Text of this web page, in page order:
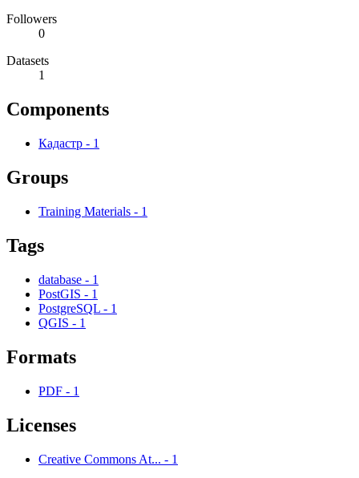
Followers
0
Datasets
1
Components
Кадастр - 1
Groups
Training Materials - 1
Tags
database - 1
PostGIS - 1
PostgreSQL - 1
QGIS - 1
Formats
PDF - 1
Licenses
Creative Commons At... - 1